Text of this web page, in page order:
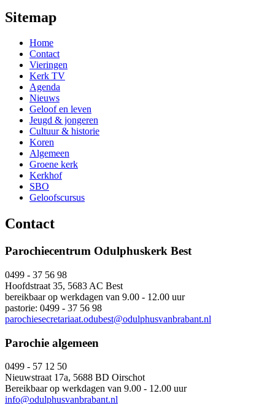
Sitemap
Home
Contact
Vieringen
Kerk TV
Agenda
Nieuws
Geloof en leven
Jeugd & jongeren
Cultuur & historie
Koren
Algemeen
Groene kerk
Kerkhof
SBO
Geloofscursus
Contact
Parochiecentrum Odulphuskerk Best
0499 - 37 56 98
Hoofdstraat 35, 5683 AC Best
bereikbaar op werkdagen van 9.00 - 12.00 uur
pastorie: 0499 - 37 56 98
parochiesecretariaat.odubest@odulphusvanbrabant.nl
Parochie algemeen
0499 - 57 12 50
Nieuwstraat 17a, 5688 BD Oirschot
Bereikbaar op werkdagen van 9.00 - 12.00 uur
info@odulphusvanbrabant.nl